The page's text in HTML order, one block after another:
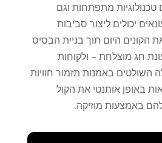
מתפתחות וגם
יכולים ליצור סביבות
היום תוך בניית הבסיס
חג מוצלחת – ולקוחות
השולטים באמנות תזמור חוויות
באופן אותנטי את הקול
באמצעות מוזיקה.